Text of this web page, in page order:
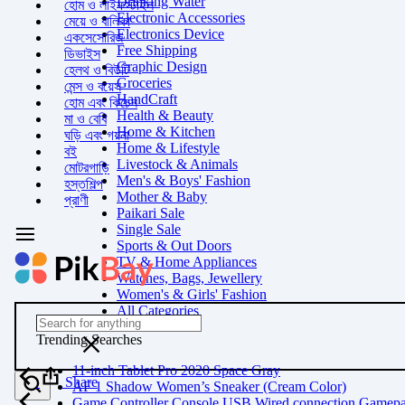
Electronic Accessories
Electronics Device
Free Shipping
Graphic Design
Groceries
HandCraft
Health & Beauty
Home & Kitchen
Home & Lifestyle
Livestock & Animals
Men's & Boys' Fashion
Mother & Baby
Paikari Sale
Single Sale
Sports & Out Doors
TV & Home Appliances
Watches, Bags, Jewellery
Women's & Girls' Fashion
All Categories
হোম ও লাইফস্টাইল
মেয়ে ও বালিকা
একসেসোরিজ
ডিভাইস
হেলথ ও বিউটি
মেন্স ও বয়েস
হোম এবং কিচেন
মা ও বেবি
ঘড়ি এবং গয়না
বই
মোটরগাড়ি
হস্তশিল্প
প্রাণী
Trending Searches
11-inch Tablet Pro 2020 Space Gray
AF 1 Shadow Women’s Sneaker (Cream Color)
Share